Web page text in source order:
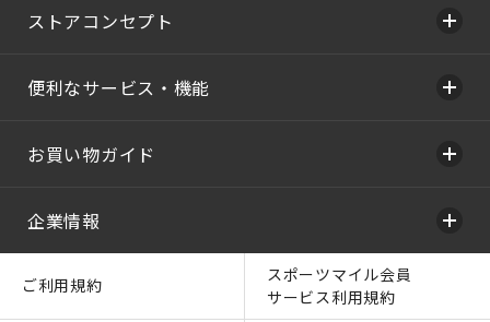
ストアコンセプト
便利なサービス・機能
お買い物ガイド
企業情報
ご利用規約
スポーツマイル会員
サービス利用規約